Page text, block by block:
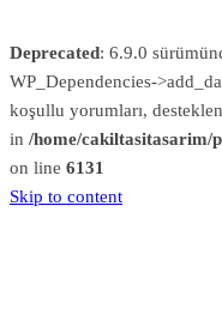
Deprecated: 6.9.0
WP_Dependencies-
koşullu yorumları,
in /home/cakiltasitasarim/
on line 6131
Skip to content